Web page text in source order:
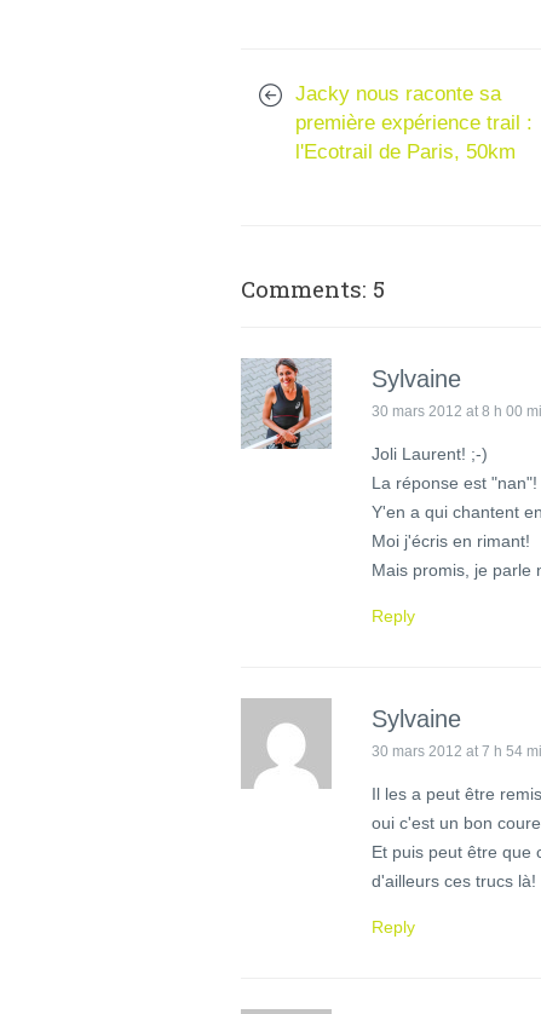
Jacky nous raconte sa
première expérience trail :
l'Ecotrail de Paris, 50km
Comments: 5
Sylvaine
30 mars 2012 at 8 h 00
Joli Laurent! ;-)
La réponse est "nan"!
Y'en a qui chantent en
Moi j'écris en rimant!
Mais promis, je parle
Reply
Sylvaine
30 mars 2012 at 7 h 54
Il les a peut être
oui c'est un bon
Et puis peut être que
d'ailleurs ces trucs là!
Reply